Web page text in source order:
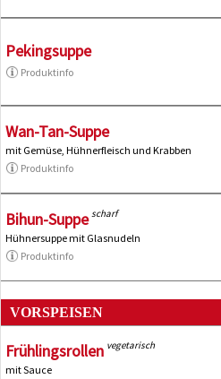
Pekingsuppe
Produktinfo
Wan-Tan-Suppe
mit Gemüse, Hühnerfleisch und Krabben
Produktinfo
Bihun-Suppe scharf
Hühnersuppe mit Glasnudeln
Produktinfo
VORSPEISEN
Frühlingsrollen vegetarisch
mit Sauce